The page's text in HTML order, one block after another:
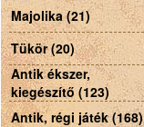
Majolika (21)
Tükör (20)
Antik ékszer,
kiegészítő (123)
Antik, régi játék (168)